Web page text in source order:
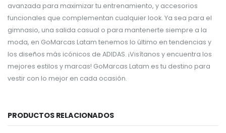
avanzada para maximizar tu entrenamiento, y accesorios
funcionales que complementan cualquier look. Ya sea para el
gimnasio, una salida casual o para mantenerte siempre a la
moda, en GoMarcas Latam tenemos lo último en tendencias y
los diseños más icónicos de ADIDAS. ¡Visítanos y encuentra los
mejores estilos y marcas! GoMarcas Latam es tu destino para
vestir con lo mejor en cada ocasión.
PRODUCTOS RELACIONADOS